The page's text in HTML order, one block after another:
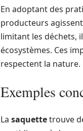
En adoptant des
producteurs
limitant les déchets,
écosystèmes. Ces
respectent la nature.
Exemples
La saquettetrouve